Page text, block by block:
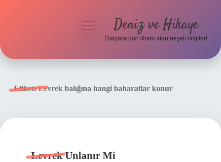
menüyü
Deniz ve Hikaye
Dalgalardan ilham alan neşeli bilgiler!
Etiket:Levrek balığına hangi baharatlar konur
Levrek Unlanır Mi